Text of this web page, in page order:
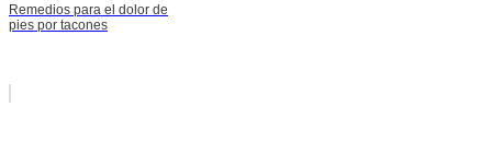
Remedios para el dolor de
pies por tacones